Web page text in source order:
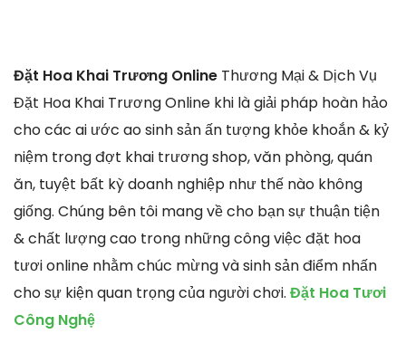
Đặt Hoa Khai Trương Online Thương Mại & Dịch Vụ
Đặt Hoa Khai Trương Online khi là giải pháp hoàn hảo
cho các ai ước ao sinh sản ấn tượng khỏe khoắn & kỷ
niệm trong đợt khai trương shop, văn phòng, quán
ăn, tuyệt bất kỳ doanh nghiệp như thế nào không
giống. Chúng bên tôi mang về cho bạn sự thuận tiện
& chất lượng cao trong những công việc đặt hoa
tươi online nhằm chúc mừng và sinh sản điểm nhấn
cho sự kiện quan trọng của người chơi. Đặt Hoa Tươi
Công Nghệ